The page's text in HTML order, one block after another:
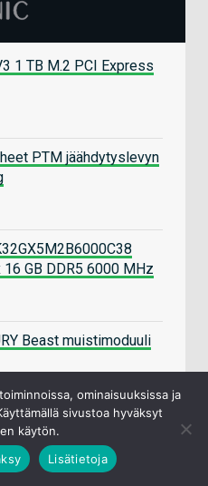
1 TB M.2 PCI Express
PTM jäähdytyslevyn
GB DDR5 6000 MHz
Beast muistimoduuli
2 TB M.2 PCI Express
ominaisuuksissa ja
sivustoa hyväksyt
käytön.
Lisätietoja